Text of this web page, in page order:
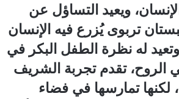
ويعيد التساؤل عن
تربوى يُزرع فيه الإنسان
له نظرة الطفل البكر في
الروح، تقدم تجربة الشريف
لكنها تمارسها في فضاء